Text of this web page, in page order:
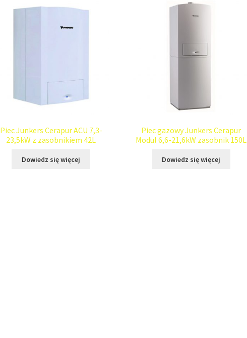
Piec Junkers Cerapur ACU 7,3-
23,5kW z zasobnikiem 42L
Dowiedz się więcej
Piec gazowy Junkers Cerapur
Modul 6,6-21,6kW zasobnik 150L
Dowiedz się więcej